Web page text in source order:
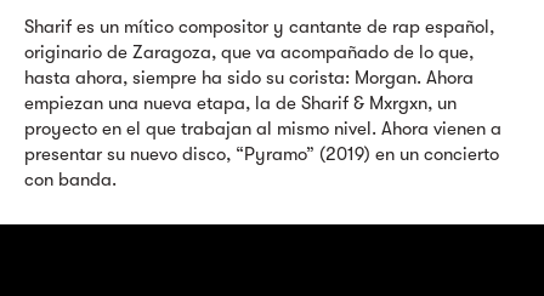
Sharif es un mítico compositor y cantante de rap español,
originario de Zaragoza, que va acompañado de lo que,
hasta ahora, siempre ha sido su corista: Morgan. Ahora
empiezan una nueva etapa, la de Sharif & Mxrgxn, un
proyecto en el que trabajan al mismo nivel. Ahora vienen a
presentar su nuevo disco, “Pyramo” (2019) en un concierto
con banda.